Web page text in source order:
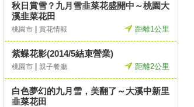
秋日賞雪？九月雪韭菜花盛開中～桃園大
溪韭菜花田
桃園市 賞花情報 距離1公里
紫蝶花影(2014/5結束營業)
桃園市 親子餐廳 距離2公里
白色夢幻的九月雪，美翻了～大溪中新里
韭菜花田